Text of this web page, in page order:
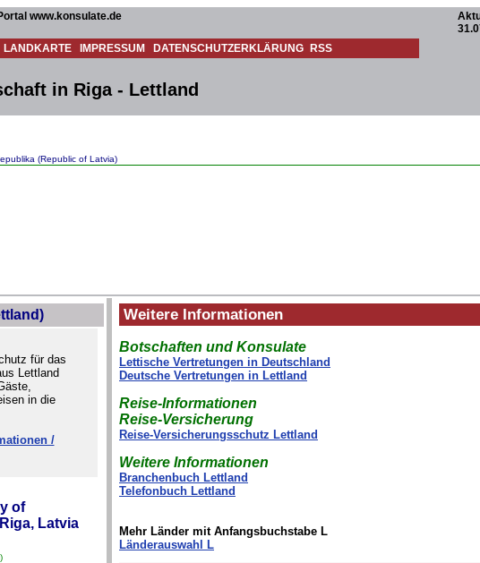
www.konsulate.de
LANDKARTE IMPRESSUM DATENSCHUTZERKLÄRUNG RSS
in Riga - Lettland
(Republic of Latvia)
für das
Lettland
in die
/
of
Latvia
Weitere Informationen
Botschaften und Konsulate
Lettische Vertretungen in Deutschland
Deutsche Vertretungen in Lettland
Reise-Informationen
Reise-Versicherung
Reise-Versicherungsschutz Lettland
Weitere Informationen
Branchenbuch Lettland
Telefonbuch Lettland
Mehr Länder mit Anfangsbuchstabe L
Länderauswahl L